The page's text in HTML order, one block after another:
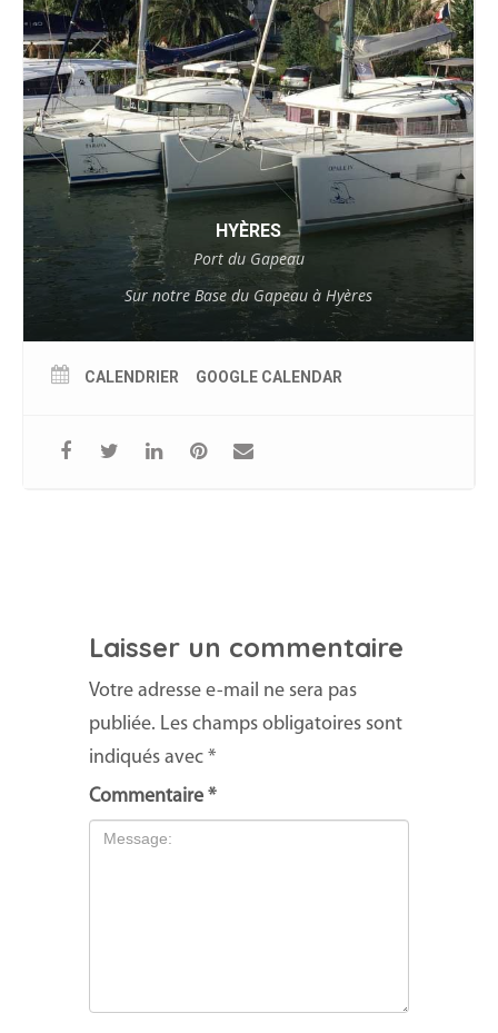
HYÈRES
Port du Gapeau
Sur notre Base du Gapeau à Hyères
CALENDRIER GOOGLE CALENDAR
Laisser un commentaire
Votre adresse e-mail ne sera pas
publiée. Les champs obligatoires sont
indiqués avec *
Commentaire *